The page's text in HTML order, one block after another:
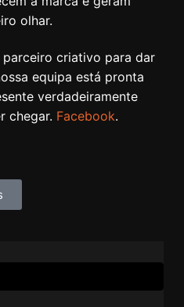
olhar.
criativo para dar
equipa está pronta
verdadeiramente
chegar. Facebook.